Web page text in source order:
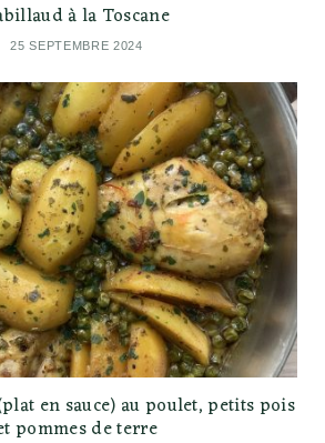
à la Toscane
25 SEPTEMBRE 2024
en sauce) au poulet, petits pois
pommes de terre